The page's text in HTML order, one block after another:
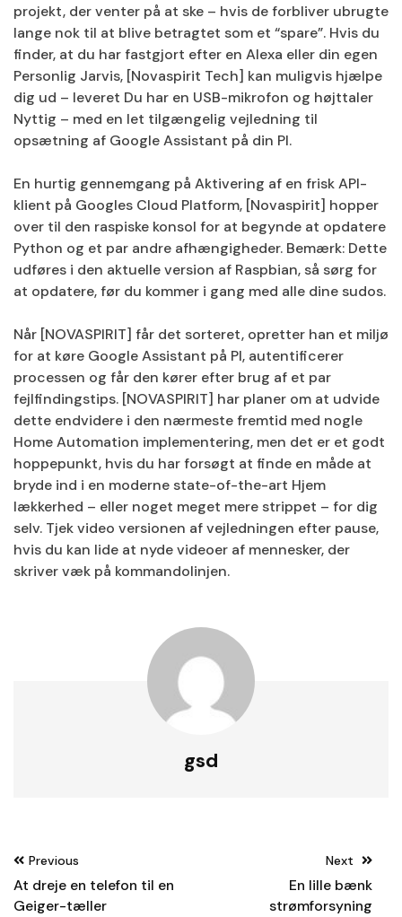
projekt, der venter på at ske – hvis de forbliver ubrugte
lange nok til at blive betragtet som et “spare”. Hvis du
finder, at du har fastgjort efter en Alexa eller din egen
Personlig Jarvis, [Novaspirit Tech] kan muligvis hjælpe
dig ud – leveret Du har en USB-mikrofon og højttaler
Nyttig – med en let tilgængelig vejledning til
opsætning af Google Assistant på din PI.
En hurtig gennemgang på Aktivering af en frisk API-
klient på Googles Cloud Platform, [Novaspirit] hopper
over til den raspiske konsol for at begynde at opdatere
Python og et par andre afhængigheder. Bemærk: Dette
udføres i den aktuelle version af Raspbian, så sørg for
at opdatere, før du kommer i gang med alle dine sudos.
Når [NOVASPIRIT] får det sorteret, opretter han et miljø
for at køre Google Assistant på PI, autentificerer
processen og får den kører efter brug af et par
fejlfindingstips. [NOVASPIRIT] har planer om at udvide
dette endvidere i den nærmeste fremtid med nogle
Home Automation implementering, men det er et godt
hoppepunkt, hvis du har forsøgt at finde en måde at
bryde ind i en moderne state-of-the-art Hjem
lækkerhed – eller noget meget mere strippet – for dig
selv. Tjek video versionen af ​​vejledningen efter pause,
hvis du kan lide at nyde videoer af mennesker, der
skriver væk på kommandolinjen.
gsd
Post
navigation
Previous
At dreje en telefon til en
Geiger-tæller
Next
En lille bænk
strømforsyning